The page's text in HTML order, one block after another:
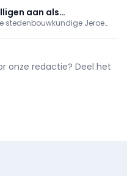
aanvullend
tot 30 juni 2026;
aan als
stedenbouwkundige Jeroen
De Willigen is pa
onze redactie? Deel het